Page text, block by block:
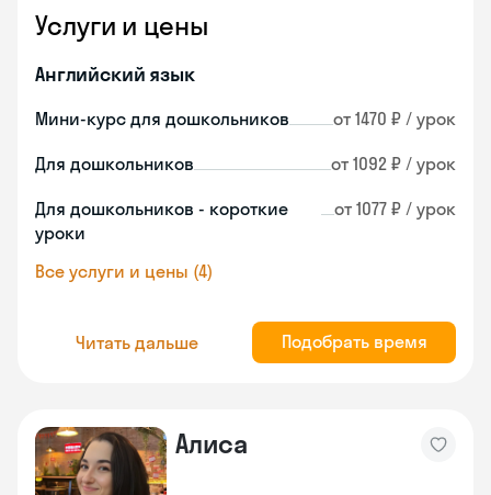
Услуги и цены
Английский язык
Мини-курс для дошкольников от 1470 ₽ / урок
Для дошкольников от 1092 ₽ / урок
Для дошкольников - короткие
уроки
от 1077 ₽ / урок
Все услуги и цены (4)
Читать дальше Подобрать время
Алиса